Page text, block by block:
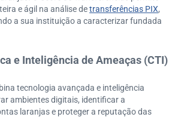
e ágil na análise detransferências PIX,
a sua instituição a caracterizar fundada
e Inteligência de Ameaças (CTI)
tecnologia avançada e inteligência
ambientes digitais, identificar a
laranjas e proteger a reputação das